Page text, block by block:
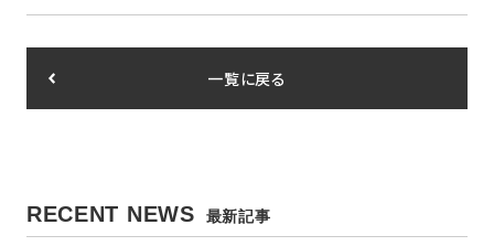
一覧に戻る
RECENT NEWS 最新記事